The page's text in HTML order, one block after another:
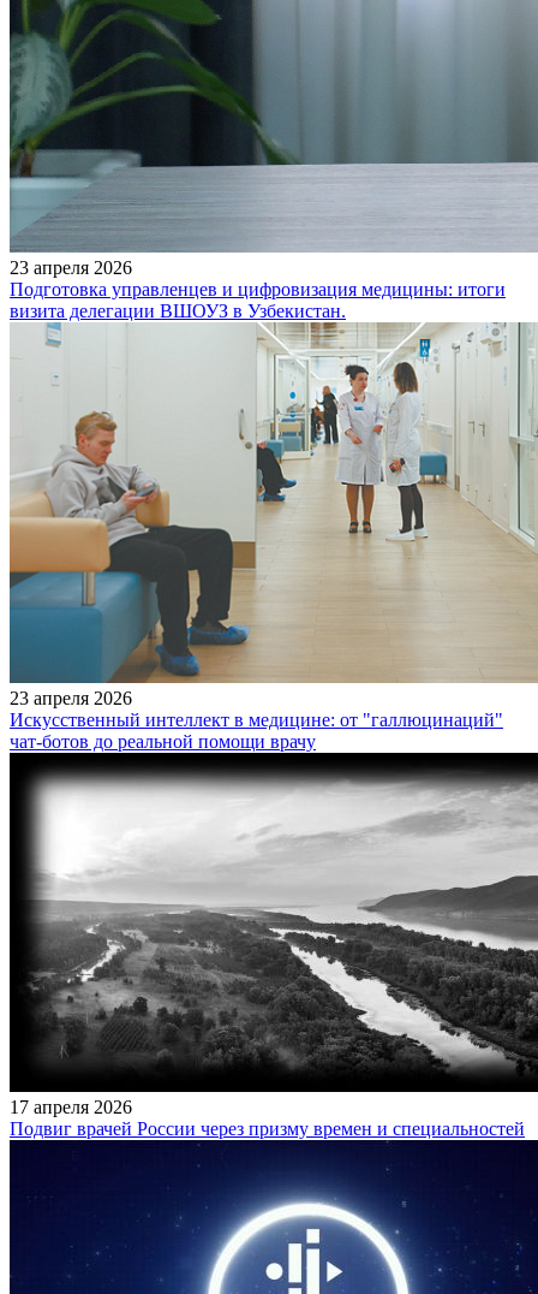
23 апреля 2026
Подготовка управленцев и цифровизация медицины: итоги
визита делегации ВШОУЗ в Узбекистан.
23 апреля 2026
Искусственный интеллект в медицине: от "галлюцинаций"
чат-ботов до реальной помощи врачу
17 апреля 2026
Подвиг врачей России через призму времен и специальностей